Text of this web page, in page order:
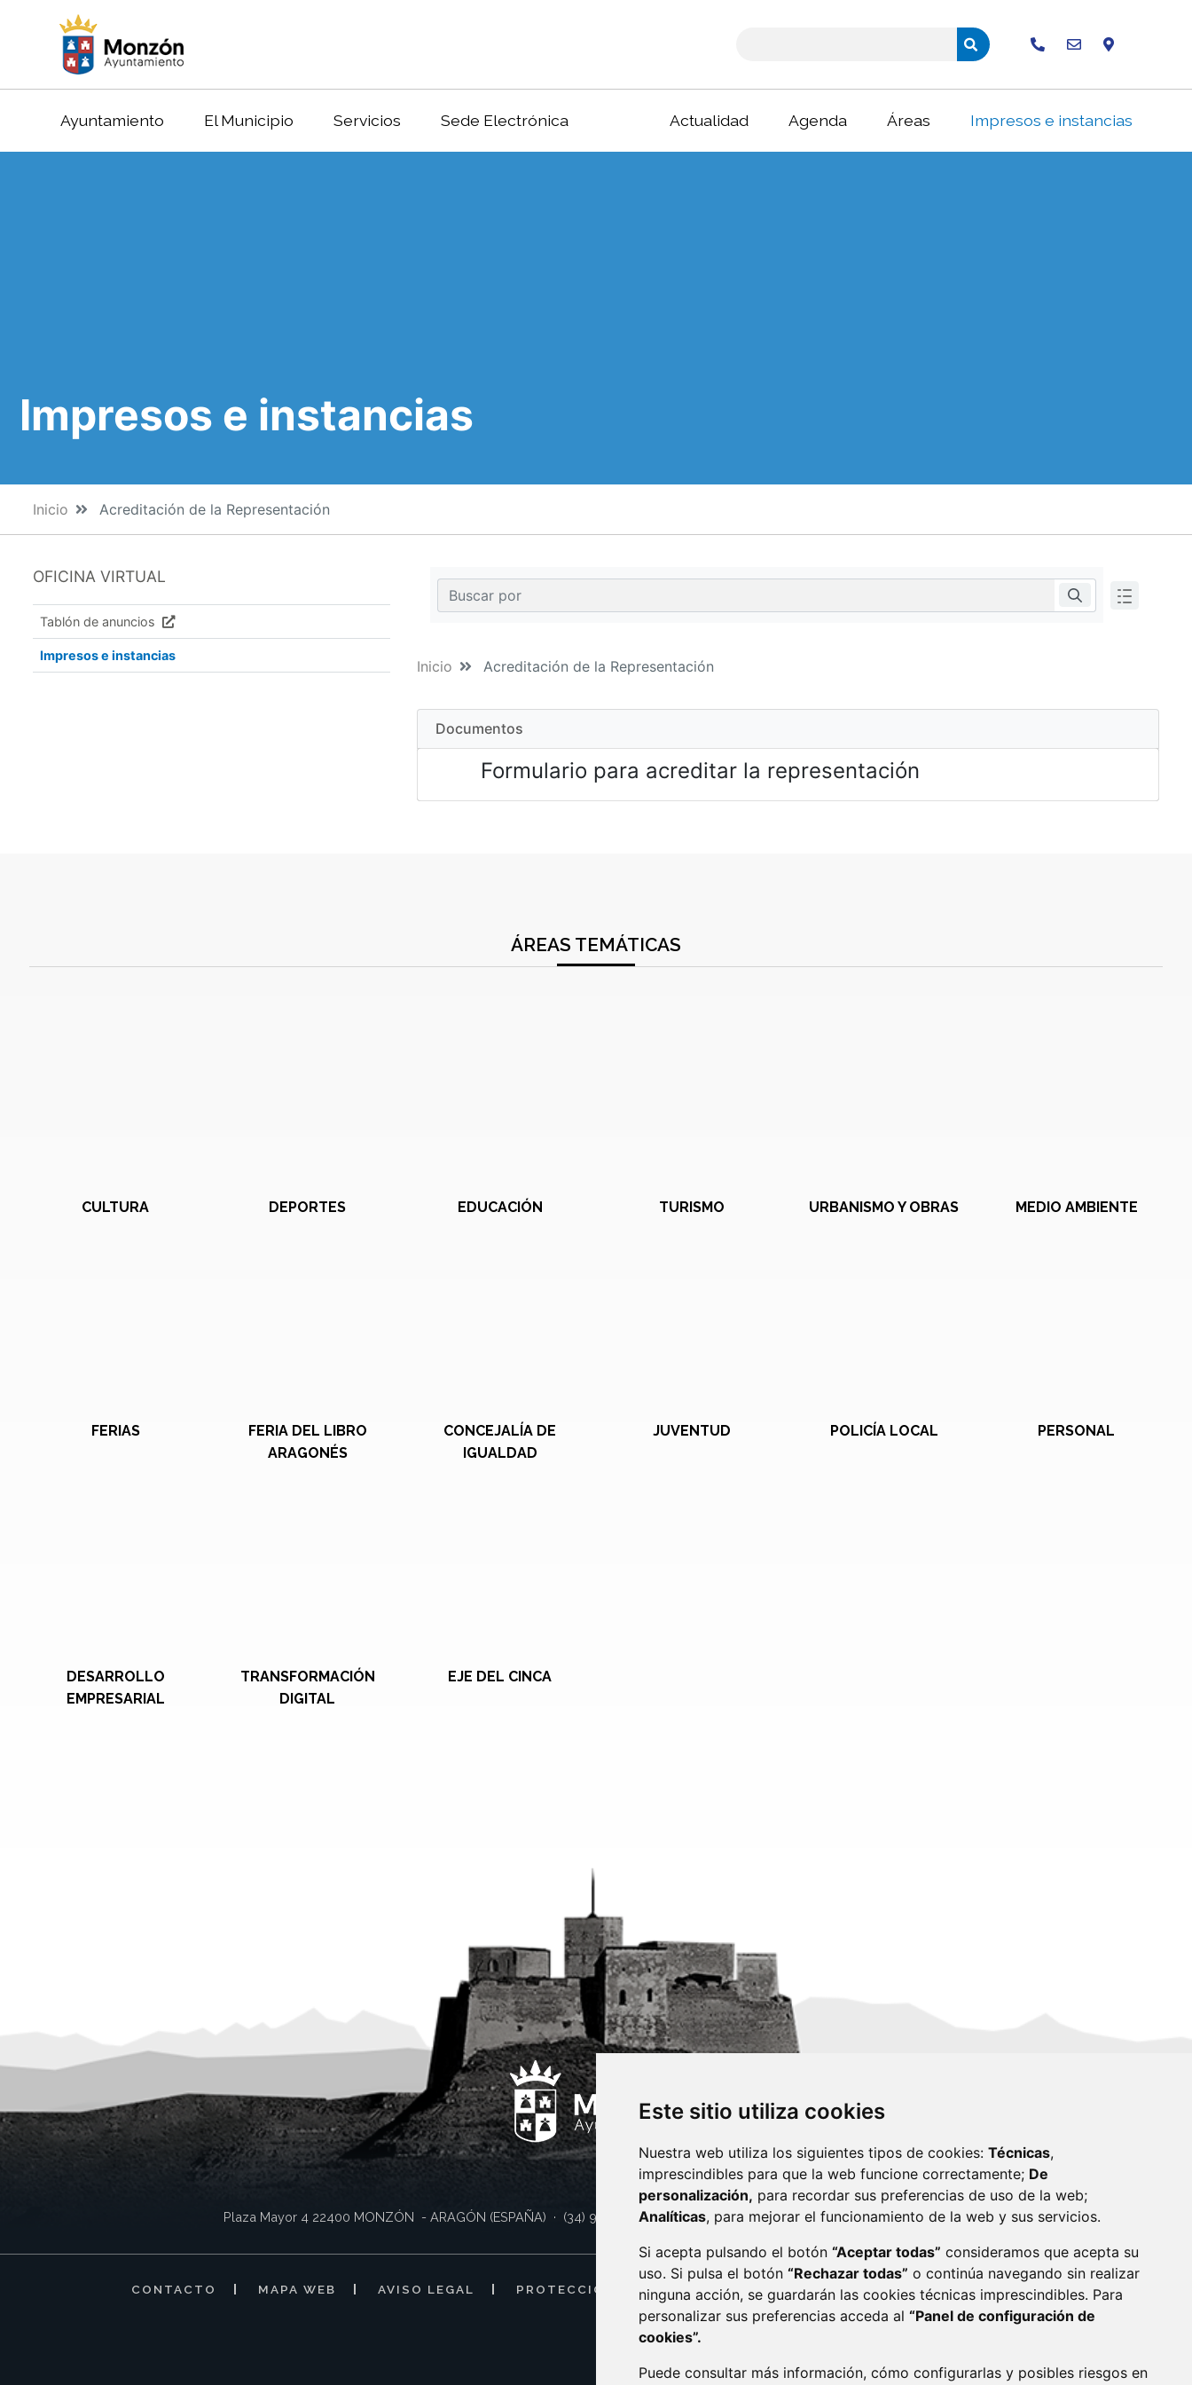
Este sitio utiliza cookies
Nuestra web utiliza los siguientes tipos de cookies: Técnicas,
imprescindibles para que la web funcione correctamente; De
personalización, para recordar sus preferencias de uso de la web;
Analíticas, para mejorar el funcionamiento de la web y sus servicios.
Si acepta pulsando el botón “Aceptar todas” consideramos que acepta su
uso. Si pulsa el botón “Rechazar todas” o continúa navegando sin realizar
ninguna acción, se guardarán las cookies técnicas imprescindibles. Para
personalizar sus preferencias acceda al “Panel de configuración de
cookies”.
Puede consultar más información, cómo configurarlas y posibles riesgos en
Ayuntamiento El Municipio Servicios Sede Electrónica Actualidad Agenda Áreas Impresos e instancias
Impresos e instancias
Inicio Acreditación de la Representación
OFICINA VIRTUAL
Tablón de anuncios
Impresos e instancias
Inicio Acreditación de la Representación
Documentos
Formulario para acreditar la representación
ÁREAS TEMÁTICAS
CULTURA DEPORTES EDUCACIÓN TURISMO URBANISMO Y OBRAS MEDIO AMBIENTE
FERIAS
FERIA DEL LIBRO
ARAGONÉS
CONCEJALÍA DE
IGUALDAD
JUVENTUD POLICÍA LOCAL PERSONAL
DESARROLLO
EMPRESARIAL
TRANSFORMACIÓN
DIGITAL
EJE DEL CINCA
Plaza Mayor 4 22400 MONZÓN - ARAGÓN (ESPAÑA) · (34) 974 400 700 ·sac@monzon.es monzon.es
CONTACTO MAPA WEB AVISO LEGAL PROTECCIÓN DE DATOS POLÍTICA DE COOKIES
ACCESIBILIDAD